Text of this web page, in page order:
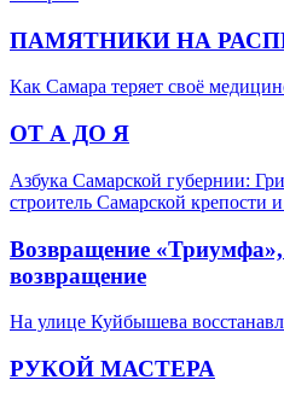
ПАМЯТНИКИ НА
Как Самара теряет своё
ОТ А ДО Я
Азбука Самарской губернии:
строитель Самарской крепости
Возвращение
возвращение
На улице Куйбышева
РУКОЙ МАСТЕРА